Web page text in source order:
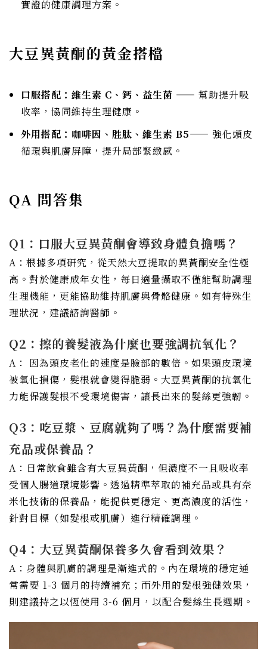
實證的健康調理方案。
大豆異黃酮的黃金搭檔
口服搭配：維生素 C、鈣、益生菌 —— 幫助提升吸
收率，協同維持生理健康。
外用搭配：咖啡因、胜肽、維生素 B5—— 強化頭皮
循環與肌膚屏障，提升局部緊緻感。
QA 問答集
Q1：口服大豆異黃酮會導致身體負擔嗎？
A：根據多項研究，從天然大豆提取的異黃酮安全性極
高。對於健康成年女性，每日適量攝取不僅能幫助調理
生理機能，更能協助維持肌膚與骨骼健康。如有特殊生
理狀況，建議諮詢醫師。
Q2：擦的養髮液為什麼也要強調抗氧化？
A： 因為頭皮老化的速度是臉部的數倍。如果頭皮環境
被氧化損傷，髮根就會變得脆弱。大豆異黃酮的抗氧化
力能保護髮根不受環境傷害，讓長出來的髮絲更強韌。
Q3：吃豆漿、豆腐就夠了嗎？為什麼需要補
充品或保養品？
A：日常飲食雖含有大豆異黃酮，但濃度不一且吸收率
受個人腸道環境影響。透過精準萃取的補充品或具有奈
米化技術的保養品，能提供更穩定、更高濃度的活性，
針對目標（如髮根或肌膚）進行精確調理。
Q4：大豆異黃酮保養多久會看到效果？
A：身體與肌膚的調理是漸進式的。內在環境的穩定通
常需要 1-3 個月的持續補充；而外用的髮根強健效果，
則建議持之以恆使用 3-6 個月，以配合髮絲生長週期。